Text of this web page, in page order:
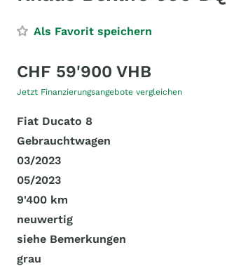
Als Favorit speichern
CHF 59'900 VHB
Jetzt Finanzierungsangebote vergleichen
Fiat Ducato 8
Gebrauchtwagen
03/2023
05/2023
9'400 km
neuwertig
siehe Bemerkungen
grau